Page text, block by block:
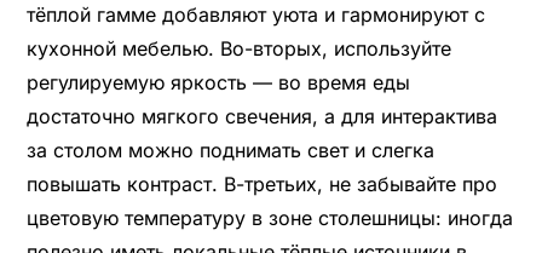
тёплой гамме добавляют уюта и гармонируют с
кухонной мебелью. Во-вторых, используйте
регулируемую яркость — во время еды
достаточно мягкого свечения, а для интерактива
за столом можно поднимать свет и слегка
повышать контраст. В-третьих, не забывайте про
цветовую температуру в зоне столешницы: иногда